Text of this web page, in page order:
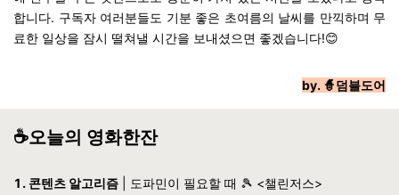
합니다. 구독자 여러분들도 기분 좋은 초여름의 날씨를 만끽하며 무
료한 일상을 잠시 떨쳐낼 시간을 보내셨으면 좋겠습니다!😊
by. 🧙덤블도어
☕️오늘의 영화한잔
1. 콘텐츠 알고리즘 | 도파민이 필요할 때 🎾 <챌린저스>